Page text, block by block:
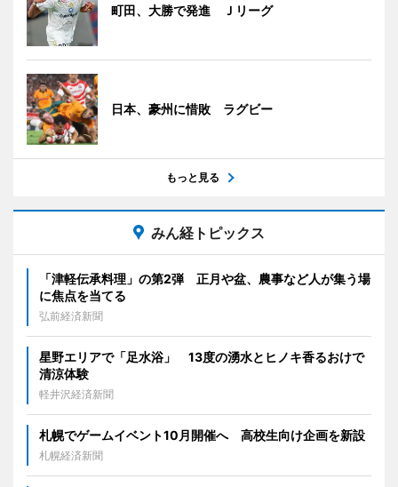
町田、大勝で発進 Ｊリーグ
日本、豪州に惜敗 ラグビー
もっと見る
みん経トピックス
「津軽伝承料理」の第2弾 正月や盆、農事など人が集う場
に焦点を当てる
弘前経済新聞
星野エリアで「足水浴」 13度の湧水とヒノキ香るおけで
清涼体験
軽井沢経済新聞
札幌でゲームイベント10月開催へ 高校生向け企画を新設
札幌経済新聞